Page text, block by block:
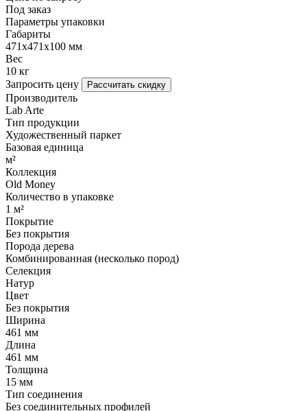
Под заказ
Параметры упаковки
Габариты
471х471х100 мм
Вес
10 кг
Запросить цену
Рассчитать скидку
Производитель
Lab Arte
Тип продукции
Художественный паркет
Базовая единица
м²
Коллекция
Old Money
Количество в упаковке
1 м²
Покрытие
Без покрытия
Порода дерева
Комбинированная (несколько пород)
Селекция
Натур
Цвет
Без покрытия
Ширина
461 мм
Длина
461 мм
Толщина
15 мм
Тип соединения
Без соединительных профилей